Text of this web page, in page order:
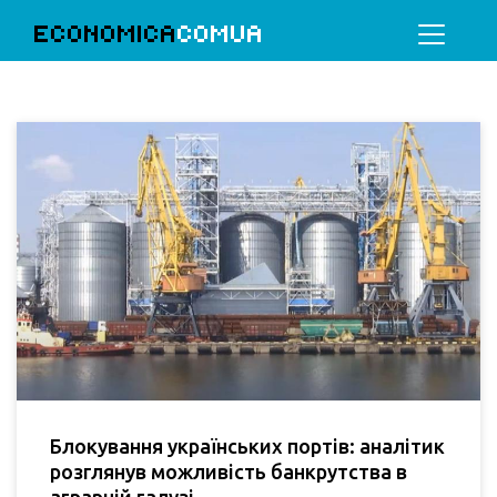
ECONOMICACOMUA
Блокування українських портів: аналітик
розглянув можливість банкрутства в